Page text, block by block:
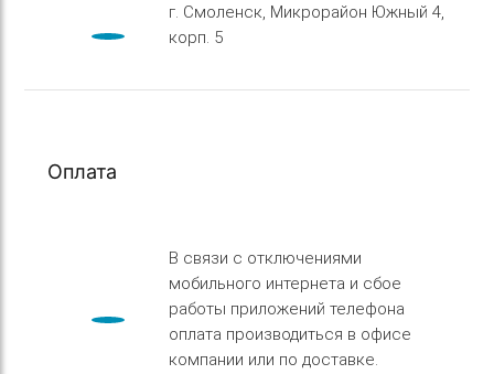
г. Смоленск, Микрорайон Южный 4,
корп. 5
Оплата
В связи с отключениями
мобильного интернета и сбое
работы приложений телефона
оплата производиться в офисе
компании или по доставке.